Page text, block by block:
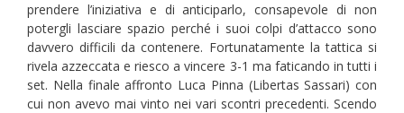
prendere l’iniziativa e di anticiparlo, consapevole di non
potergli lasciare spazio perché i suoi colpi d’attacco sono
davvero difficili da contenere. Fortunatamente la tattica si
rivela azzeccata e riesco a vincere 3-1 ma faticando in tutti i
set. Nella finale affronto Luca Pinna (Libertas Sassari) con
cui non avevo mai vinto nei vari scontri precedenti. Scendo